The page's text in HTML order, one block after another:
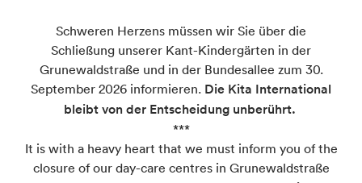
Internationale Schule Berlin
Berlin International School
Kant-Kindergarten
Grunewaldstraße
Schweren Herzens müssen wir Sie über die
Schließung unserer Kant-Kindergärten in der
Grunewaldstraße und in der Bundesallee zum 30.
September 2026 informieren. Die Kita International
bleibt von der Entscheidung unberührt.
***
It is with a heavy heart that we must inform you of the
closure of our day-care centres in Grunewaldstraße